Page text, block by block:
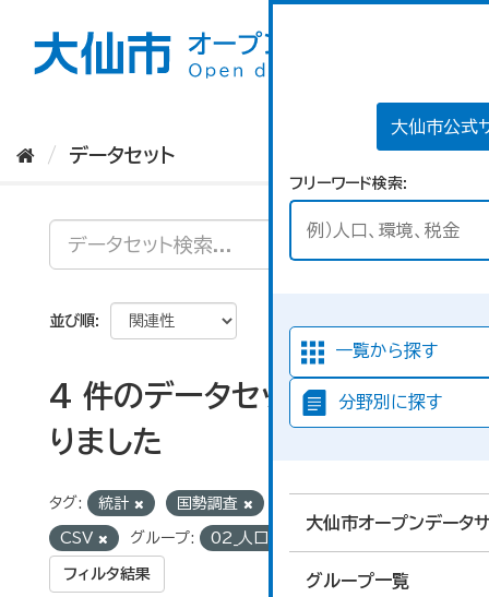
大仙市公式
フリーワード検索
一覧から探す
分野別に探す
大仙市オープンデータ
グループ一覧
データセット
並び順
4 件のデータセットが見つか
りました
タグ: 統計 国勢調査
CSV グループ: 02_人口・世帯
フィルタ結果